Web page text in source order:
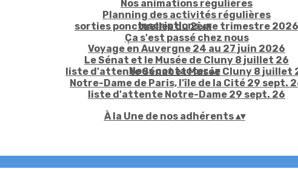
Nos animations régulières
Planning des activités régulières
sorties ponctuelles du 2ème trimestre 2026
Ça s'est passé chez nous
Inscriptions▴▾
Voyage en Auvergne 24 au 27 juin 2026
Le Sénat et le Musée de Cluny 8 juillet 26
liste d'attente Sénat et Musée Cluny 8 juillet
Notre-Dame de Paris, l'île de la Cité 29 sept.
liste d'attente Notre-Dame 29 sept. 26
Nous contacter▴▾
À la Une de nos adhérents▴▾